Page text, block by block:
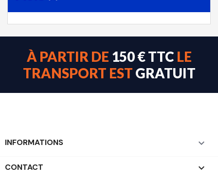
À PARTIR DE 150 € TTC LE
TRANSPORT EST GRATUIT
INFORMATIONS 
CONTACT keyboard_arrow_down